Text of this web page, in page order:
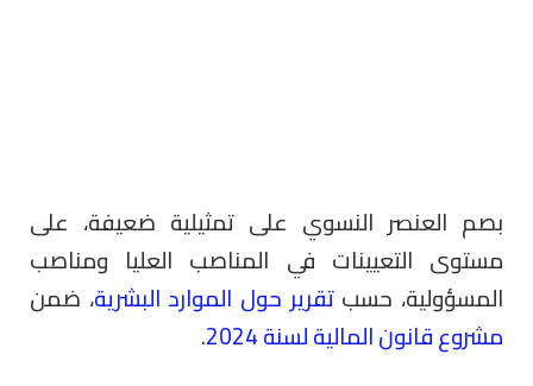
بصم العنصر النسوي على تمثيلية ضعيفة، على
مستوى التعيينات في المناصب العليا ومناصب
المسؤولية، حسبتقرير حول الموارد البشرية، ضمن
مشروع قانون المالية لسنة 2024
.